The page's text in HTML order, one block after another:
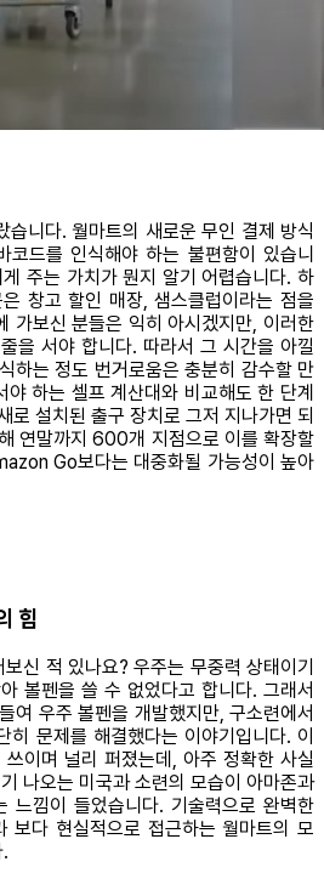
습니다. 월마트의 새로운 무인 결제 방식
드를 인식해야 하는 불편함이 있습니
주는 가치가 뭔지 알기 어렵습니다. 하
창고 할인 매장, 샘스클럽이라는 점을
가보신 분들은 익히 아시겠지만, 이러한
을 서야 합니다. 따라서 그 시간을 아낄
하는 정도 번거로움은 충분히 감수할 만
하는 셀프 계산대와 비교해도 한 단계
로 설치된 출구 장치로 그저 지나가면 되
연말까지 600개 지점으로 이를 확장할
Go보다는 대중화될 가능성이 높아
힘
신 적 있나요? 우주는 무중력 상태이기
볼펜을 쓸 수 없었다고 합니다. 그래서
여 우주 볼펜을 개발했지만, 구소련에서
히 문제를 해결했다는 이야기입니다. 이
이며 널리 퍼졌는데, 아주 정확한 사실
나오는 미국과 소련의 모습이 아마존과
느낌이 들었습니다. 기술력으로 완벽한
보다 현실적으로 접근하는 월마트의 모